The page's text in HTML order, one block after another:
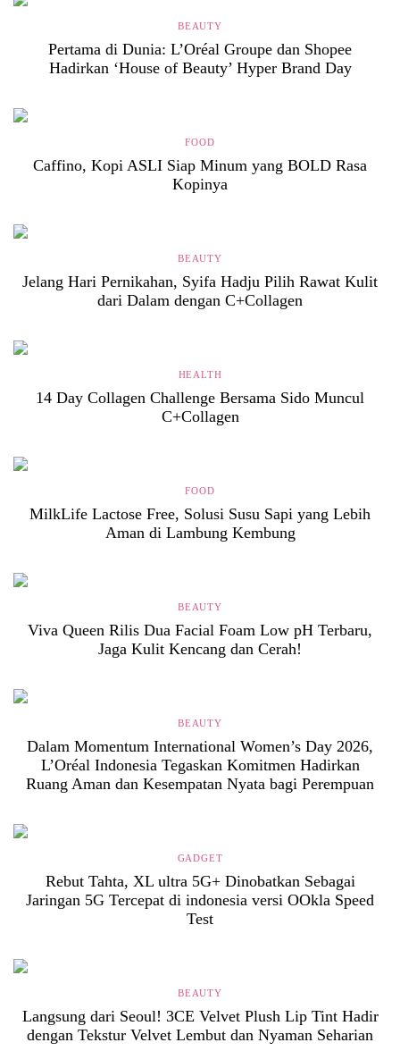
BEAUTY
Pertama di Dunia: L’Oréal Groupe dan Shopee
Hadirkan ‘House of Beauty’ Hyper Brand Day
FOOD
Caffino, Kopi ASLI Siap Minum yang BOLD Rasa
Kopinya
BEAUTY
Jelang Hari Pernikahan, Syifa Hadju Pilih Rawat Kulit
dari Dalam dengan C+Collagen
HEALTH
14 Day Collagen Challenge Bersama Sido Muncul
C+Collagen
FOOD
MilkLife Lactose Free, Solusi Susu Sapi yang Lebih
Aman di Lambung Kembung
BEAUTY
Viva Queen Rilis Dua Facial Foam Low pH Terbaru,
Jaga Kulit Kencang dan Cerah!
BEAUTY
Dalam Momentum International Women’s Day 2026,
L’Oréal Indonesia Tegaskan Komitmen Hadirkan
Ruang Aman dan Kesempatan Nyata bagi Perempuan
GADGET
Rebut Tahta, XL ultra 5G+ Dinobatkan Sebagai
Jaringan 5G Tercepat di indonesia versi OOkla Speed
Test
BEAUTY
Langsung dari Seoul! 3CE Velvet Plush Lip Tint Hadir
dengan Tekstur Velvet Lembut dan Nyaman Seharian